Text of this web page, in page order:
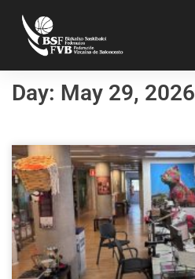
Day: May 29, 2026